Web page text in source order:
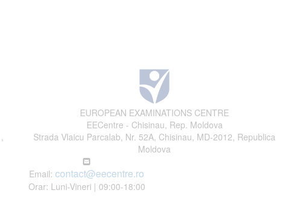
EUROPEAN EXAMINATIONS CENTRE
EECentre - Chisinau, Rep. Moldova
Strada Vlaicu Parcalab, Nr. 52A, Chisinau, MD-2012, Republica
Moldova
Email: contact@eecentre.ro
Orar: Luni-Vineri | 09:00-18:00